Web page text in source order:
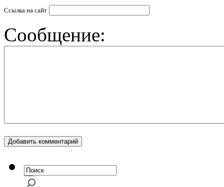
Ссылка на сайт
Сообщение: